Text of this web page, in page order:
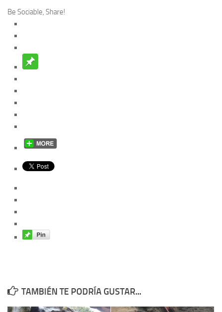
Be Sociable, Share!
TAMBIÉN TE PODRÍA GUSTAR...